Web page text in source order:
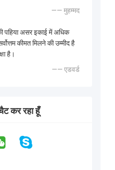
—— मुहम्मद
पहिया असर इकाई में अधिक
कीमत मिलने की उम्मीद है
है।
—— एडवर्ड
कर रहा हूँ